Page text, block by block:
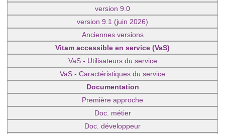
version 9.0
version 9.1 (juin 2026)
Anciennes versions
Vitam accessible en service (VaS)
VaS - Utilisateurs du service
VaS - Caractéristiques du service
Documentation
Première approche
Doc. métier
Doc. développeur